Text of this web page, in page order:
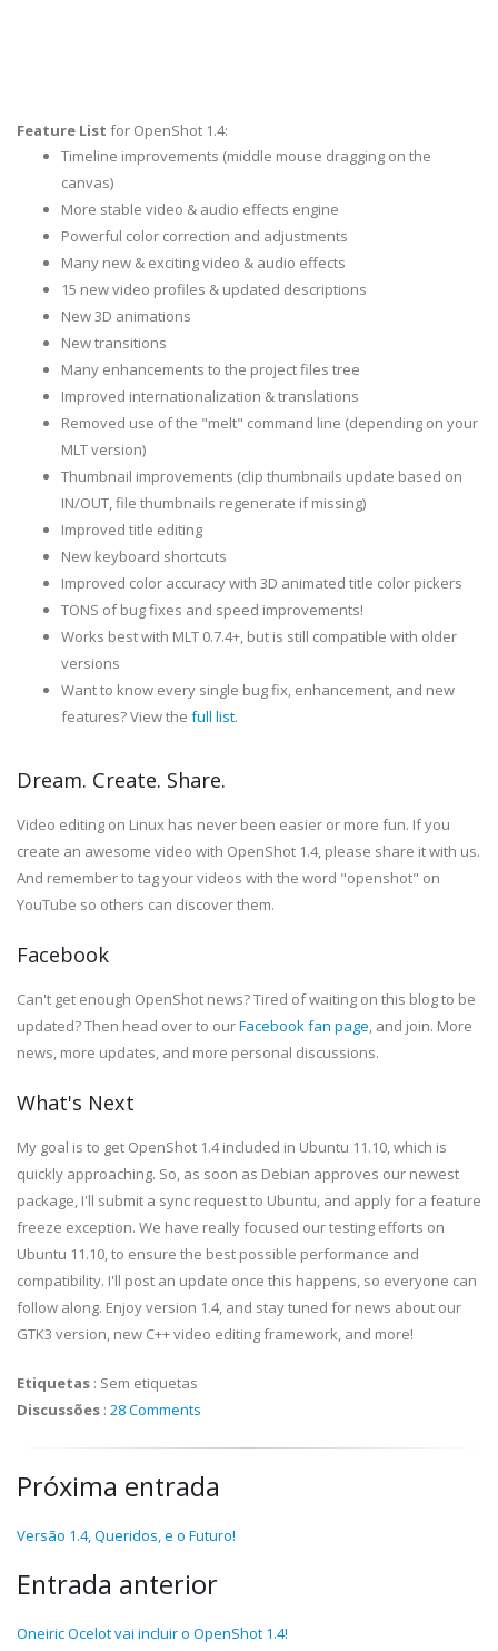
Feature List for OpenShot 1.4:
Timeline improvements (middle mouse dragging on the
canvas)
More stable video & audio effects engine
Powerful color correction and adjustments
Many new & exciting video & audio effects
15 new video profiles & updated descriptions
New 3D animations
New transitions
Many enhancements to the project files tree
Improved internationalization & translations
Removed use of the "melt" command line (depending on your
MLT version)
Thumbnail improvements (clip thumbnails update based on
IN/OUT, file thumbnails regenerate if missing)
Improved title editing
New keyboard shortcuts
Improved color accuracy with 3D animated title color pickers
TONS of bug fixes and speed improvements!
Works best with MLT 0.7.4+, but is still compatible with older
versions
Want to know every single bug fix, enhancement, and new
features? View the full list.
Dream. Create. Share.
Video editing on Linux has never been easier or more fun. If you
create an awesome video with OpenShot 1.4, please share it with us.
And remember to tag your videos with the word "openshot" on
YouTube so others can discover them.
Facebook
Can't get enough OpenShot news? Tired of waiting on this blog to be
updated? Then head over to ourFacebook fan page, and join. More
news, more updates, and more personal discussions.
What's Next
My goal is to get OpenShot 1.4 included in Ubuntu 11.10, which is
quickly approaching. So, as soon as Debian approves our newest
package, I'll submit a sync request to Ubuntu, and apply for a feature
freeze exception. We have really focused our testing efforts on
Ubuntu 11.10, to ensure the best possible performance and
compatibility. I'll post an update once this happens, so everyone can
follow along. Enjoy version 1.4, and stay tuned for news about our
GTK3 version, new C++ video editing framework, and more!
Etiquetas : Sem etiquetas
Discussões : 28 Comments
Próxima entrada
Versão 1.4, Queridos, e o Futuro!
Entrada anterior
Oneiric Ocelot vai incluir o OpenShot 1.4!